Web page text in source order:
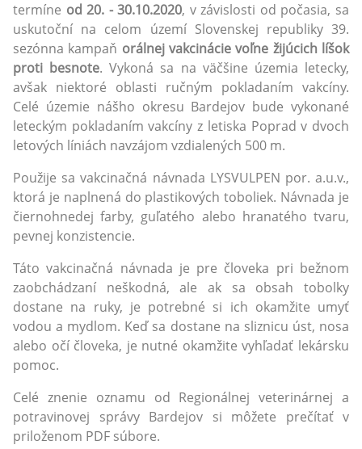
termíne od 20. - 30.10.2020, v závislosti od počasia, sa
uskutoční na celom území Slovenskej republiky 39.
sezónna kampaň orálnej vakcinácie voľne žijúcich líšok
proti besnote. Vykoná sa na väčšine územia letecky,
avšak niektoré oblasti ručným pokladaním vakcíny.
Celé územie nášho okresu Bardejov bude vykonané
leteckým pokladaním vakcíny z letiska Poprad v dvoch
letových líniách navzájom vzdialených 500 m.
Použije sa vakcinačná návnada LYSVULPEN por. a.u.v.,
ktorá je naplnená do plastikových toboliek. Návnada je
čiernohnedej farby, guľatého alebo hranatého tvaru,
pevnej konzistencie.
Táto vakcinačná návnada je pre človeka pri bežnom
zaobchádzaní neškodná, ale ak sa obsah tobolky
dostane na ruky, je potrebné si ich okamžite umyť
vodou a mydlom. Keď sa dostane na sliznicu úst, nosa
alebo očí človeka, je nutné okamžite vyhľadať lekársku
pomoc.
Celé znenie oznamu od Regionálnej veterinárnej a
potravinovej správy Bardejov si môžete prečítať v
priloženom PDF súbore.